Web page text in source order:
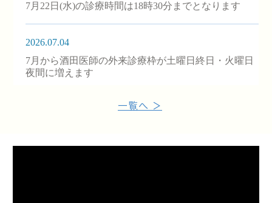
7月22日(水)の診療時間は18時30分までとなります
2026.07.04
7月から酒田医師の外来診療枠が土曜日終日・火曜日
夜間に増えます
一覧へ ＞